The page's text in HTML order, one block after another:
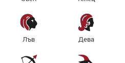
Лъв Дева